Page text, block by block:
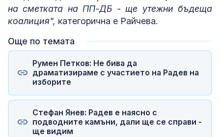
на сметката на ПП-ДБ - ще утежни бъдеща
коалиция", категорична е Райчева.
Още по темата
Румен Петков: Не бива да
драматизираме с участието на Радев на
изборите
Стефан Янев: Радев е наясно с
подводните камъни, дали ще се справи -
ще видим